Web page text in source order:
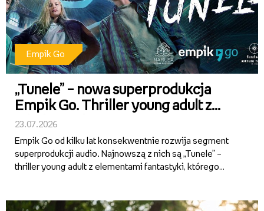
Empik Go
„Tunele” – nowa superprodukcja
Empik Go. Thriller young adult z
fabułą osadzoną w sercu Warmii
23.07.2026
Empik Go od kilku lat konsekwentnie rozwija segment
superprodukcji audio. Najnowszą z nich są „Tunele” –
thriller young adult z elementami fantastyki, którego
wciągająca...